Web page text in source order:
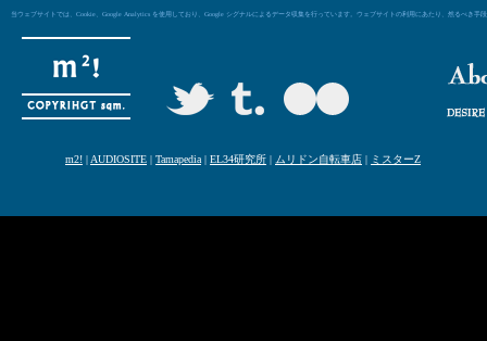
当ウェブサイトでは、Cookie、Google Analytics を使用しており、Google シグナルによるデータ収集を行っています。ウェブサイトの利用にあたり、然るべき
m2! | AUDIOSITE | Tamapedia | EL34研究所 | ムリドン自転車店 | ミスターZ